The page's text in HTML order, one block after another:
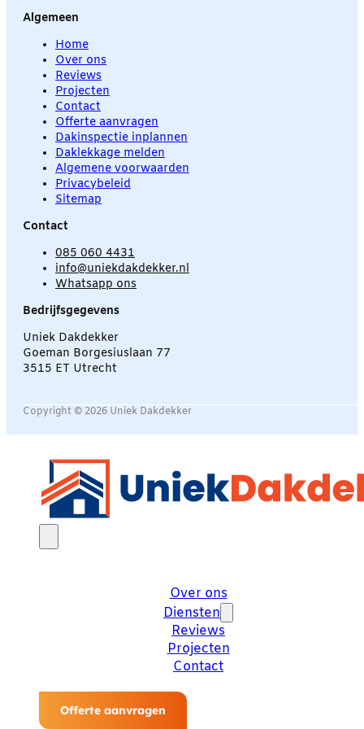
Algemeen
Home
Over ons
Reviews
Projecten
Contact
Offerte aanvragen
Dakinspectie inplannen
Daklekkage melden
Algemene voorwaarden
Privacybeleid
Sitemap
Contact
085 060 4431
info@uniekdakdekker.nl
Whatsapp ons
Bedrijfsgegevens
Uniek Dakdekker
Goeman Borgesiuslaan 77
3515 ET Utrecht
Copyright © 2026 Uniek Dakdekker
Over ons
Diensten
Reviews
Projecten
Contact
Offerte aanvragen